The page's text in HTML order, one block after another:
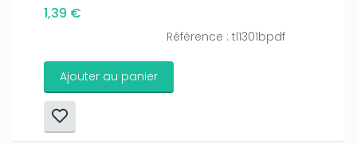
1,39 €
Référence : tl1301bpdf
Ajouter au panier